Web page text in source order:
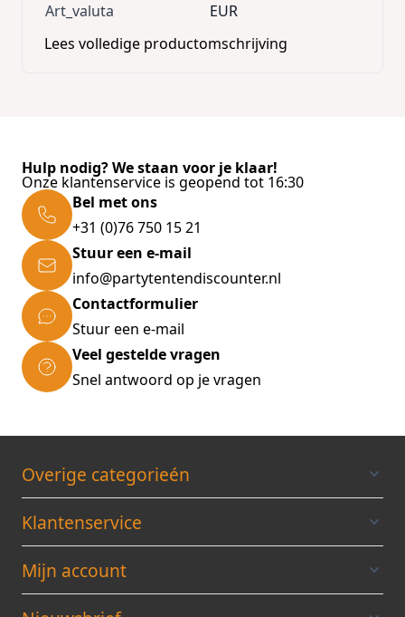
Art_valuta
EUR
Lees volledige productomschrijving
Hulp nodig? We staan voor je klaar!
Onze klantenservice is geopend tot 16:30
Bel met ons
+31 (0)76 750 15 21
Stuur een e-mail
info@partytentendiscounter.nl
Contactformulier
Stuur een e-mail
Veel gestelde vragen
Snel antwoord op je vragen
Overige categorieén
Klantenservice
Mijn account